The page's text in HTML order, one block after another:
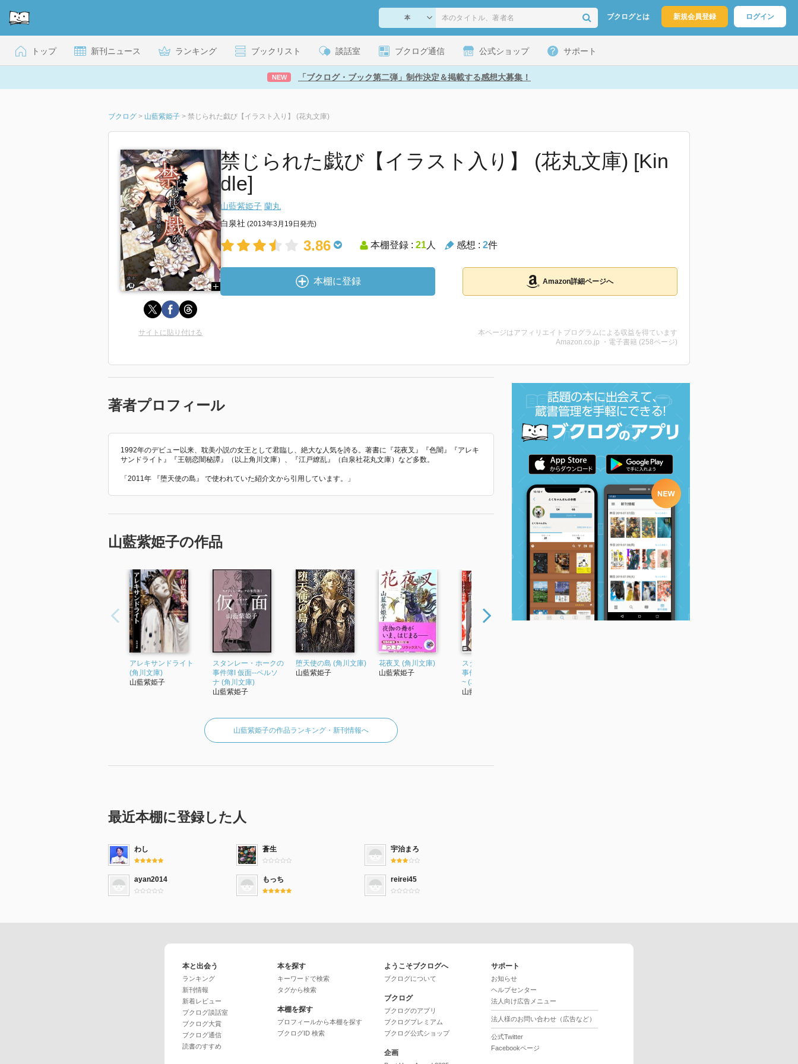
ブクログとは 新規会員登録 ログイン
トップ 新刊ニュース ランキング ブックリスト 談話室 ブクログ通信 公式ショップ サポート
NEW 「ブクログ・ブック第二弾」制作決定＆掲載する感想大募集！
ブクログ > 山藍紫姫子 > 禁じられた戯び【イラスト入り】 (花丸文庫)
禁じられた戯び【イラスト入り】 (花丸文庫) [Kin
dle]
山藍紫姫子 蘭丸
白泉社 (2013年3月19日発売)
3.86 本棚登録 : 21人 感想 : 2件
本棚に登録 Amazon詳細ページへ
サイトに貼り付ける
本ページはアフィリエイトプログラムによる収益を得ています
Amazon.co.jp ・電子書籍 (258ページ)
著者プロフィール
1992年のデビュー以来、耽美小説の女王として君臨し、絶大な人気を誇る。著書に『花夜叉』『色闇』『アレキ
サンドライト』『王朝恋闇秘譚』（以上角川文庫）、『江戸繚乱』（白泉社花丸文庫）など多数。
「2011年 『堕天使の島』 で使われていた紹介文から引用しています。」
山藍紫姫子の作品
アレキサンドライト
(角川文庫)
山藍紫姫子
スタンレー・ホークの
事件簿I 仮面‐‐ペルソ
ナ (角川文庫)
山藍紫姫子
堕天使の島 (角川文庫)
山藍紫姫子
花夜叉 (角川文庫)
山藍紫姫子
スタンレー・ホークの
事件簿 仮面~ペルソナ
~ (花音コミックス)
山藍紫姫子
山藍紫姫子の作品ランキング・新刊情報へ
最近本棚に登録した人
わし 蒼生 宇治まろ
ayan2014 もっち reirei45
本と出会う
ランキング
新刊情報
新着レビュー
ブクログ談話室
ブクログ大賞
ブクログ通信
読書のすすめ
本を探す
キーワードで検索
タグから検索
本棚を探す
プロフィールから本棚を探す
ブクログID 検索
ようこそブクログへ
ブクログについて
ブクログ
ブクログのアプリ
ブクログプレミアム
ブクログ公式ショップ
企画
サポート
お知らせ
ヘルプセンター
法人向け広告メニュー
法人様のお問い合わせ（広告など）
公式Twitter
Facebookページ